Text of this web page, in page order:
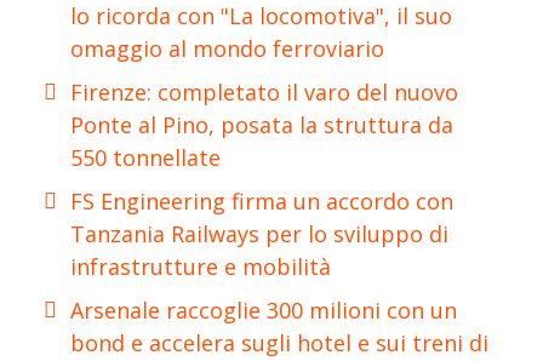
lo ricorda con "La locomotiva", il suo
omaggio al mondo ferroviario
Firenze: completato il varo del nuovo
Ponte al Pino, posata la struttura da
550 tonnellate
FS Engineering firma un accordo con
Tanzania Railways per lo sviluppo di
infrastrutture e mobilità
Arsenale raccoglie 300 milioni con un
bond e accelera sugli hotel e sui treni di